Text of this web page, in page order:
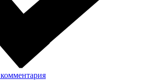
комментария